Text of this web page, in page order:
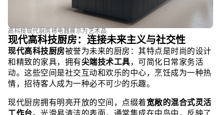
高科技现代厨房将电器展示为艺术品
现代高科技厨房：连接未来主义与社交性
现代高科技厨房被誉为未来的厨房：其特点是时尚的设计
和精致的家具，拥有尖端技术工具，可简化日常家务活
动。这些空间是社交互动和欢乐的中心，烹饪成为一种热
情，招待客人成为一种必不可少的乐趣。
现代厨房拥有明亮开放的空间，点缀着宽敞的混合式灵活